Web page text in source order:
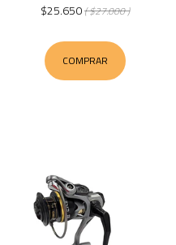
$25.650( $27.000 )
COMPRAR